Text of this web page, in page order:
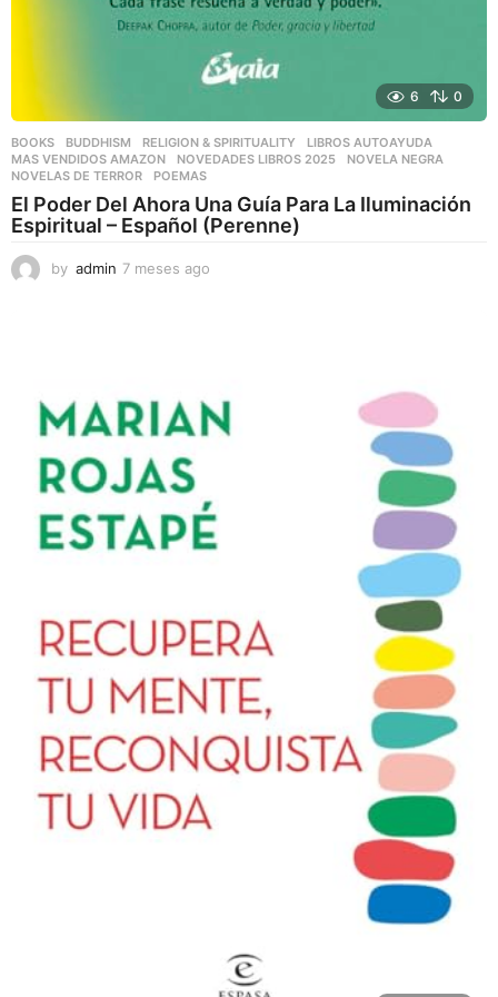
6 0
BOOKS ,BUDDHISM ,RELIGION & SPIRITUALITY LIBROS AUTOAYUDA
MAS VENDIDOS AMAZON
,NOVEDADES LIBROS 2025 ,NOVELA NEGRA
NOVELAS DE TERROR
,POEMAS
El Poder Del Ahora Una Guía Para La Iluminación
Espiritual – Español (Perenne)
by admin 7 meses ago
g